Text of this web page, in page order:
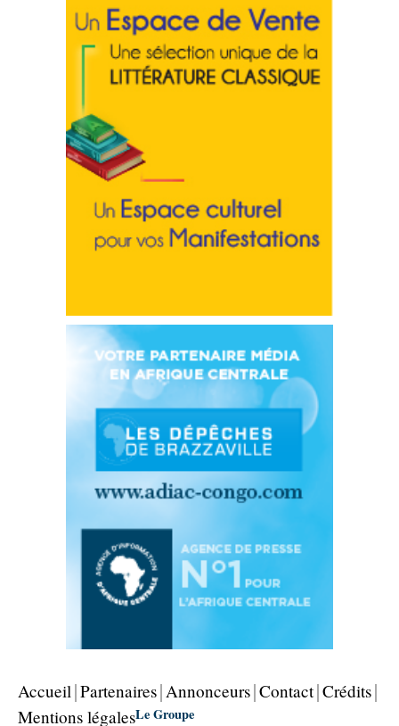
Accueil Partenaires Annonceurs Contact Crédits
Mentions légalesLe Groupe